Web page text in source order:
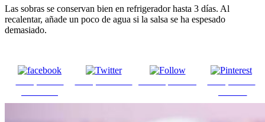
Las sobras se conservan bien en refrigerador hasta 3 días. Al
recalentar, añade un poco de agua si la salsa se ha espesado
demasiado.